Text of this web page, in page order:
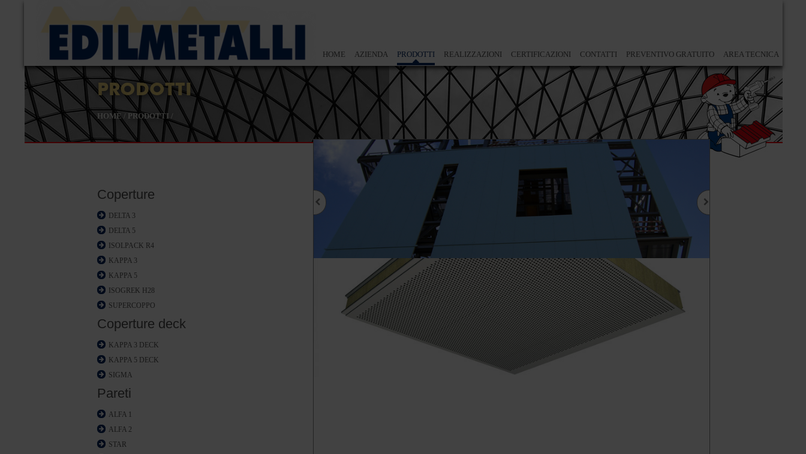
HOME AZIENDA PRODOTTI REALIZZAZIONI CERTIFICAZIONI CONTATTI PREVENTIVO GRATUITO AREA TECNICA
PRODOTTI
HOME/ PRODOTTI /
Coperture
DELTA 3
DELTA 5
ISOLPACK R4
KAPPA 3
KAPPA 5
ISOGREK H28
SUPERCOPPO
Coperture deck
KAPPA 3 DECK
KAPPA 5 DECK
SIGMA
Pareti
ALFA 1
ALFA 2
STAR